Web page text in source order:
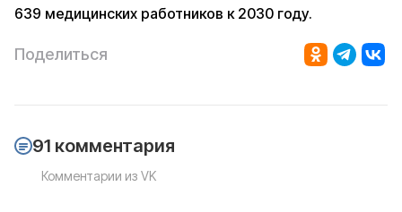
639 медицинских работников к 2030 году.
Поделиться
91 комментария
Комментарии из VK